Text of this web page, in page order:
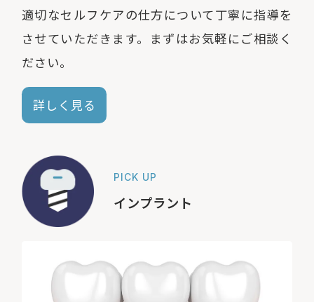
適切なセルフケアの仕方について丁寧に指導を
させていただきます。まずはお気軽にご相談く
ださい。
詳しく見る
PICK UP
インプラント